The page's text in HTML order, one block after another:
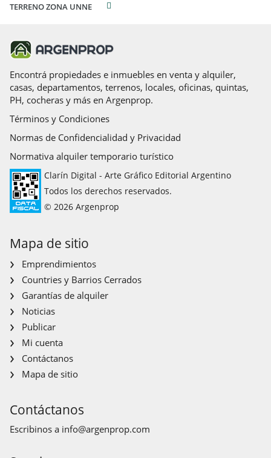
TERRENO ZONA UNNE
Encontrá propiedades e inmuebles en venta y alquiler,
casas, departamentos, terrenos, locales, oficinas, quintas,
PH, cocheras y más en Argenprop.
Términos y Condiciones
Normas de Confidencialidad y Privacidad
Normativa alquiler temporario turístico
Clarín Digital - Arte Gráfico Editorial Argentino
Todos los derechos reservados.
© 2026 Argenprop
Mapa de sitio
Emprendimientos
Countries y Barrios Cerrados
Garantías de alquiler
Noticias
Publicar
Mi cuenta
Contáctanos
Mapa de sitio
Contáctanos
Escribinos a info@argenprop.com